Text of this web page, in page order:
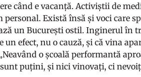
când e vacanță. Activiștii de
Există însă și voci care
un București ostil. Inginerul în
un efect, nu o cauză, și că vina
o școală performantă
puțini, și nici vinovați, ci